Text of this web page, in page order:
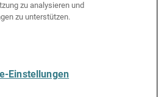
zu analysieren und
zu unterstützen.
Einstellungen